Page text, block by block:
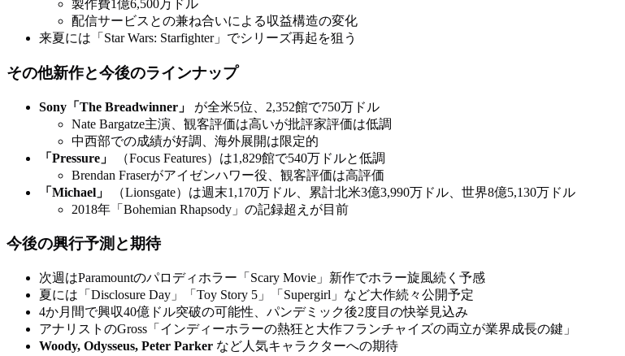
製作費1億6,500万ドル
配信サービスとの兼ね合いによる収益構造の変化
来夏には「Star Wars: Starfighter」でシリーズ再起を狙う
その他新作と今後のラインナップ
Sony「The Breadwinner」
が全米5位、2,352館で750万ドル
Nate Bargatze主演、観客評価は高いが批評家評価は低調
中西部での成績が好調、海外展開は限定的
「Pressure」
（Focus Features）は1,829館で540万ドルと低調
Brendan Fraserがアイゼンハワー役、観客評価は高評価
「Michael」
（Lionsgate）は週末1,170万ドル、累計北米3億3,990万ドル、世界8億5,130万ドル
2018年「Bohemian Rhapsody」の記録超えが目前
今後の興行予測と期待
次週はParamountのパロディホラー「Scary Movie」新作でホラー旋風続く予感
夏には「Disclosure Day」「Toy Story 5」「Supergirl」など大作続々公開予定
4か月間で興収40億ドル突破の可能性、パンデミック後2度目の快挙見込み
アナリストのGross「インディーホラーの熱狂と大作フランチャイズの両立が業界成長の鍵」
Woody, Odysseus, Peter Parker など人気キャラクターへの期待